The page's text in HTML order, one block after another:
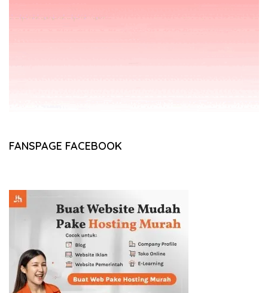
FANSPAGE FACEBOOK